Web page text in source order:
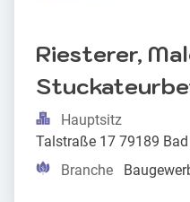
Riesterer,
Hauptsitz
Talstraße 17 79189
Branche